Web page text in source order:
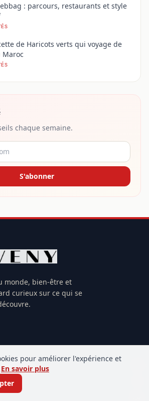
: parcours, restaurants et style
de Haricots verts qui voyage de
Maroc
chaque semaine.
S'abonner
monde, bien-être et
curieux sur ce qui se
pour améliorer l'expérience et
En savoir plus